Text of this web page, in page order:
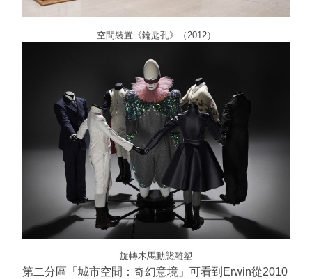
空間裝置《鑰匙孔》（2012）
旋轉木馬動態雕塑
第二分區「城市空間：奇幻意境」可看到Erwin從2010